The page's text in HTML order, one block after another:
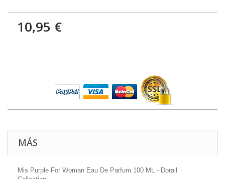
10,95 €
MÁS
Mis Purple For Woman Eau De Parfum 100 ML - Dorall